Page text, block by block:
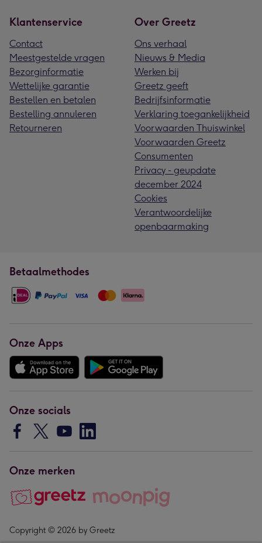
Klantenservice
Contact
Meestgestelde vragen
Bezorginformatie
Wettelijke garantie
Bestellen en betalen
Bestelling annuleren
Retourneren
Over Greetz
Ons verhaal
Nieuws & Media
Werken bij
Greetz geeft
Bedrijfsinformatie
Verklaring toegankelijkheid
Voorwaarden Thuiswinkel
Voorwaarden Greetz
Consumenten
Privacy - geupdate
december 2024
Cookies
Verantwoordelijke
openbaarmaking
Betaalmethodes
Onze Apps
Onze socials
Onze merken
Copyright © 2026 by Greetz